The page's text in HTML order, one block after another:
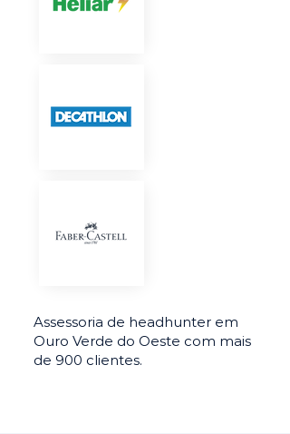
Assessoria de headhunter em
Ouro Verde do Oeste com mais
de 900 clientes.